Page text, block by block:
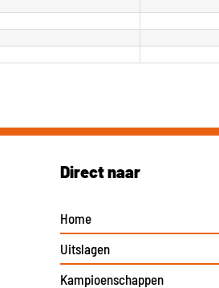
Direct naar
Home
Uitslagen
Kampioenschappen